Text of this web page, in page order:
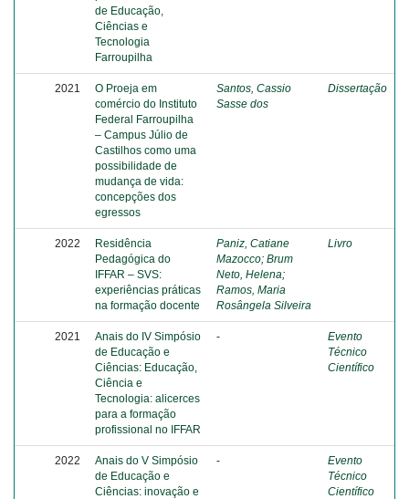
de Educação,
Ciências e
Tecnologia
Farroupilha
2021
O Proeja em
comércio do Instituto
Federal Farroupilha
– Campus Júlio de
Castilhos como uma
possibilidade de
mudança de vida:
concepções dos
egressos
Santos, Cassio
Sasse dos
Dissertação
2022
Residência
Pedagógica do
IFFAR – SVS:
experiências práticas
na formação docente
Paniz, Catiane
Mazocco; Brum
Neto, Helena;
Ramos, Maria
Rosângela Silveira
Livro
2021
Anais do IV Simpósio
de Educação e
Ciências: Educação,
Ciência e
Tecnologia: alicerces
para a formação
profissional no IFFAR
-
Evento
Técnico
Científico
2022
Anais do V Simpósio
de Educação e
Ciências: inovação e
-
Evento
Técnico
Científico